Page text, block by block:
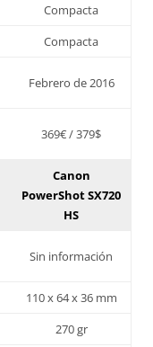
Compacta
Compacta
Febrero de 2016
369€ / 379$
Canon
PowerShot SX720
HS
Sin información
110 x 64 x 36 mm
270 gr